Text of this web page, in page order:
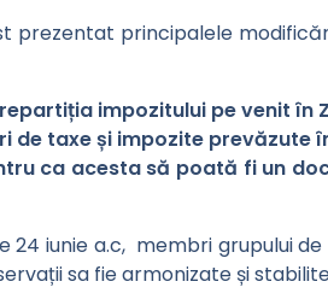
prezentat principalele
impozitului pe venit în
de taxe și impozite prevăzute
ca acesta să poată fi un
24 iunie a.c, membri grupului
sa fie armonizate și